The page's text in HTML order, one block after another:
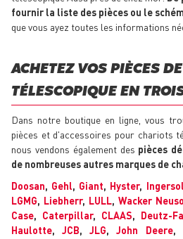
fournir la liste des pièces ou le
que vous ayez toutes les informations
ACHETEZ VOS PIÈCES
TÉLESCOPIQUE EN
Dans notre boutique en ligne, vous
pièces et d'accessoires pour chariots
nous vendons également des pièces
de nombreuses autres marques de
Doosan, Gehl, Giant, Hyster,
LGMG, Liebherr, LULL, Wacker
Case, Caterpillar, CLAAS, Deutz-
Haulotte,JCB,JLG,John Deere,